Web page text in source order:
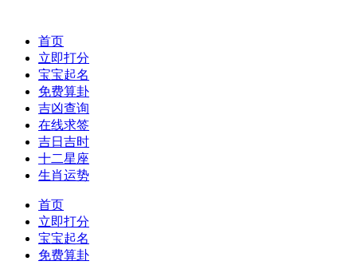
首页
立即打分
宝宝起名
免费算卦
吉凶查询
在线求签
吉日吉时
十二星座
生肖运势
首页
立即打分
宝宝起名
免费算卦